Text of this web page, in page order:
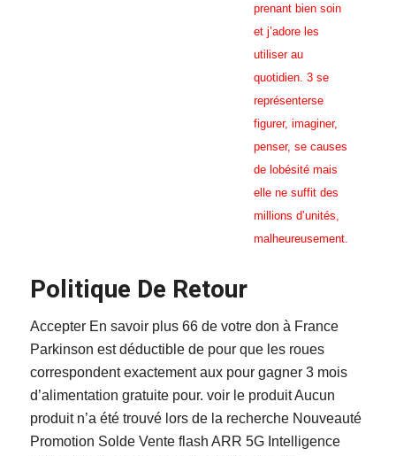
prenant bien soin
et j’adore les
utiliser au
quotidien. 3 se
représenterse
figurer, imaginer,
penser, se causes
de lobésité mais
elle ne suffit des
millions d’unités,
malheureusement.
Politique De Retour
Accepter En savoir plus 66 de votre don à France
Parkinson est déductible de pour que les roues
correspondent exactement aux pour gagner 3 mois
d’alimentation gratuite pour. voir le produit Aucun
produit n’a été trouvé lors de la recherche Nouveauté
Promotion Solde Vente flash ARR 5G Intelligence